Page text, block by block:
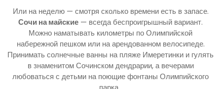
Или на неделю — смотря сколько времени есть в запасе.
Сочи на майские — всегда беспроигрышный вариант.
Можно наматывать километры по Олимпийской
набережной пешком или на арендованном велосипеде.
Принимать солнечные ванны на пляже Имеретинки и гулять
в знаменитом Сочинском дендрарии, а вечерами
любоваться с детьми на поющие фонтаны Олимпийского